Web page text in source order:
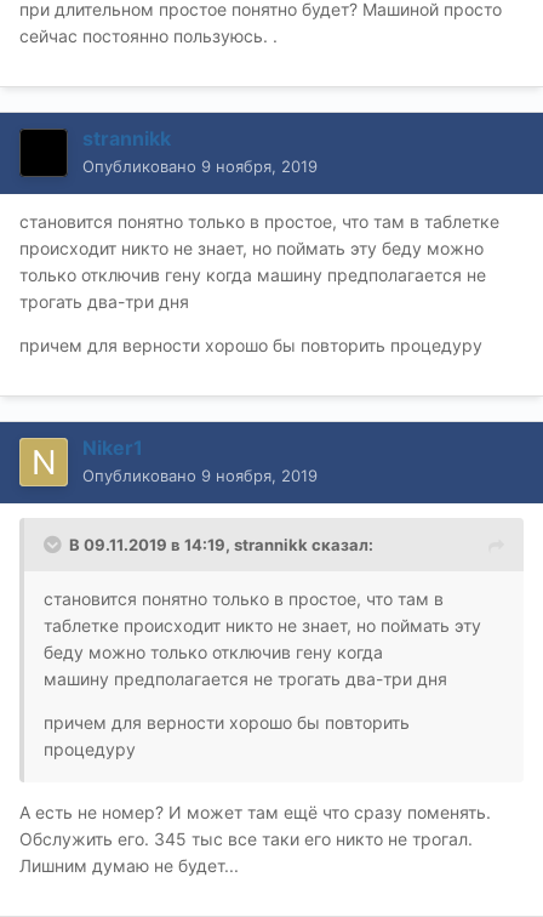
при длительном простое понятно будет? Машиной просто
сейчас постоянно пользуюсь. .
strannikk
Опубликовано 9 ноября, 2019
становится понятно только в простое, что там в таблетке
происходит никто не знает, но поймать эту беду можно
только отключив гену когда машину предполагается не
трогать два-три дня
причем для верности хорошо бы повторить процедуру
Niker1
Опубликовано 9 ноября, 2019
В 09.11.2019 в 14:19, strannikk сказал:
становится понятно только в простое, что там в
таблетке происходит никто не знает, но поймать эту
беду можно только отключив гену когда
машину предполагается не трогать два-три дня
причем для верности хорошо бы повторить
процедуру
А есть не номер? И может там ещё что сразу поменять.
Обслужить его. 345 тыс все таки его никто не трогал.
Лишним думаю не будет...